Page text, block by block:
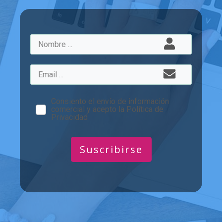
Consiento el envío de información
comercial y acepto la Política de
Privacidad
Suscribirse